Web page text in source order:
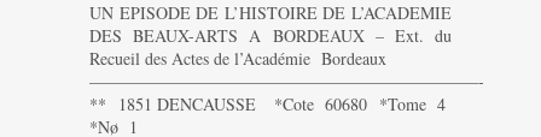
UN EPISODE DE L’HISTOIRE DE L’ACADEMIE
DES BEAUX-ARTS A BORDEAUX – Ext. du
Recueil des Actes de l’Académie Bordeaux
———————————————————————-
** 1851 DENCAUSSE *Cote 60680 *Tome 4
*Nø 1